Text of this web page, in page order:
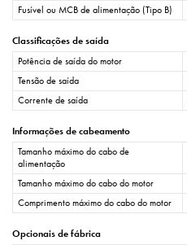
Fusível ou MCB de alimentação (Tipo B)
Classificações de saída
Potência de saída do motor
Tensão de saída
Corrente de saída
Informações de cabeamento
Tamanho máximo do cabo de
alimentação
Tamanho máximo do cabo do motor
Comprimento máximo do cabo do motor
Opcionais de fábrica